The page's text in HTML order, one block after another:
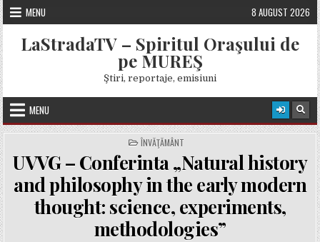
Skip
to
content
MENU 8 AUGUST 2026
LaStradaTV – Spiritul Oraşului de
pe MUREŞ
Ştiri, reportaje, emisiuni
MENU
POSTED
IN
ÎNVĂŢĂMÂNT
UVVG – Conferinta „Natural history
and philosophy in the early modern
thought: science, experiments,
methodologies”